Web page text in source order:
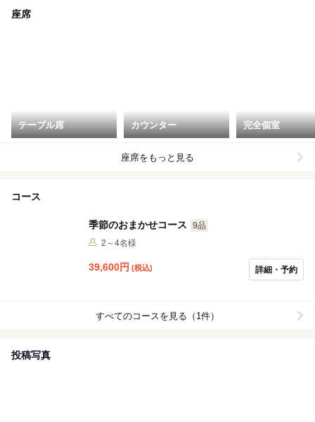
座席
テーブル席 カウンター 完全個室
座席をもっと見る
コース
季節のおまかせコース 9品
2～4名様
39,600円 (税込) 詳細・予約
すべてのコースを見る（1件）
投稿写真